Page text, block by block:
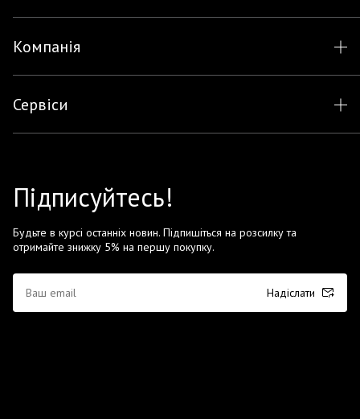
Компанія
Сервіси
Підписуйтесь!
Будьте в курсі останніх новин. Підпишіться на розсилку та
отримайте знижку 5% на першу покупку.
Надіслати